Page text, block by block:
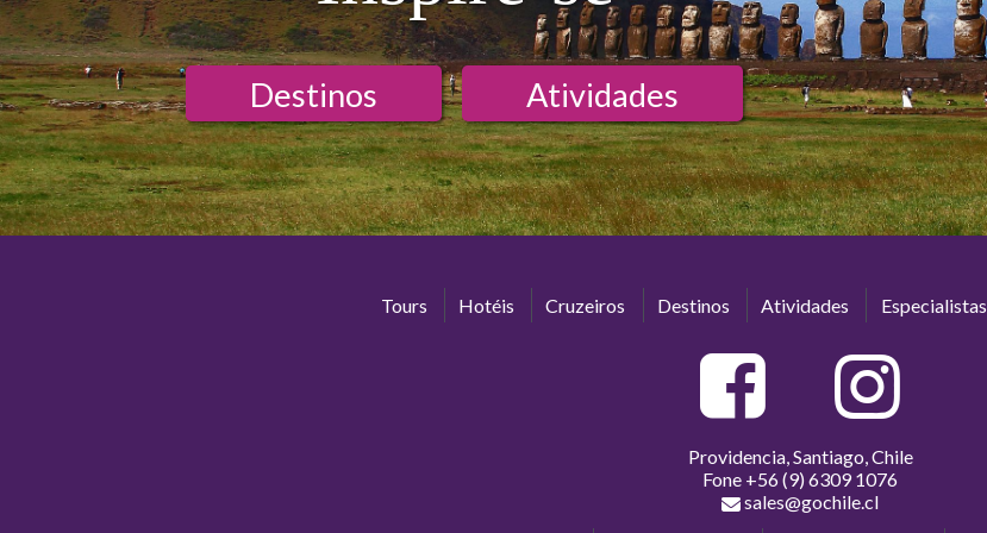
Destinos Atividades
Tours Hotéis Cruzeiros Destinos Atividades Especialistas
Providencia, Santiago, Chile
Fone +56 (9) 6309 1076
sales@gochile.cl